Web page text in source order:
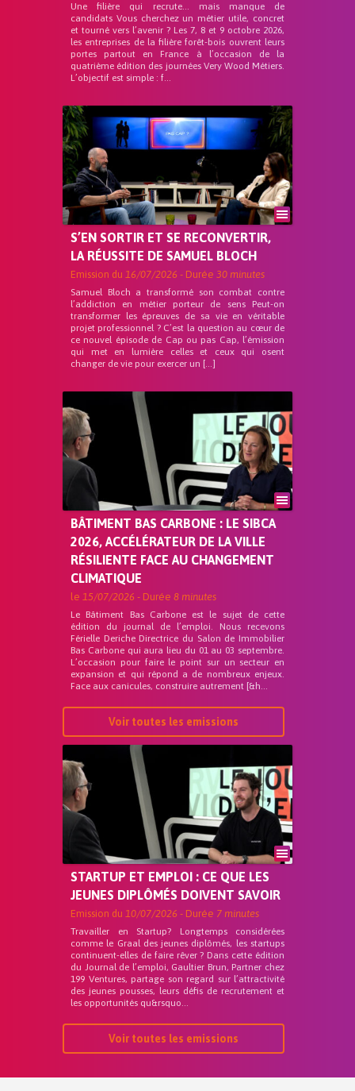
Une filière qui recrute… mais manque de
candidats Vous cherchez un métier utile, concret
et tourné vers l’avenir ? Les 7, 8 et 9 octobre 2026,
les entreprises de la filière forêt-bois ouvrent leurs
portes partout en France à l’occasion de la
quatrième édition des journées Very Wood Métiers.
L’objectif est simple : f...
S’EN SORTIR ET SE RECONVERTIR,
LA RÉUSSITE DE SAMUEL BLOCH
Emission du 16/07/2026 - Durée 30 minutes
Samuel Bloch a transformé son combat contre
l’addiction en métier porteur de sens Peut-on
transformer les épreuves de sa vie en véritable
projet professionnel ? C’est la question au cœur de
ce nouvel épisode de Cap ou pas Cap, l’émission
qui met en lumière celles et ceux qui osent
changer de vie pour exercer un […]
BÂTIMENT BAS CARBONE : LE SIBCA
2026, ACCÉLÉRATEUR DE LA VILLE
RÉSILIENTE FACE AU CHANGEMENT
CLIMATIQUE
le 15/07/2026 - Durée 8 minutes
Le Bâtiment Bas Carbone est le sujet de cette
édition du journal de l’emploi. Nous recevons
Férielle Deriche Directrice du Salon de Immobilier
Bas Carbone qui aura lieu du 01 au 03 septembre.
L’occasion pour faire le point sur un secteur en
expansion et qui répond a de nombreux enjeux.
Face aux canicules, construire autrement [&h...
Voir toutes les emissions
STARTUP ET EMPLOI : CE QUE LES
JEUNES DIPLÔMÉS DOIVENT SAVOIR
Emission du 10/07/2026 - Durée 7 minutes
Travailler en Startup? Longtemps considérées
comme le Graal des jeunes diplômés, les startups
continuent-elles de faire rêver ? Dans cette édition
du Journal de l’emploi, Gaultier Brun, Partner chez
199 Ventures, partage son regard sur l’attractivité
des jeunes pousses, leurs défis de recrutement et
les opportunités qu&rsquo...
Voir toutes les emissions